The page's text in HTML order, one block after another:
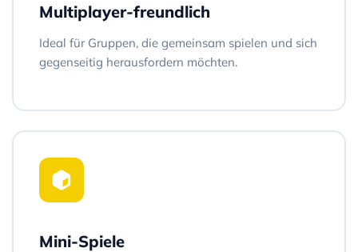
Multiplayer-freundlich
Ideal für Gruppen, die gemeinsam spielen und sich
gegenseitig herausfordern möchten.
Mini-Spiele